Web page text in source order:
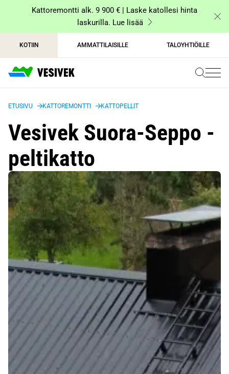
sisältöönKattoremontti alk. 9 900 € | Laske katollesi hinta
laskurilla. Lue lisää
KOTIIN AMMATTILAISILLE TALOYHTIÖILLE
ETUSIVU KATTOREMONTTI KATTOPELLIT
Vesivek Suora-Seppo -
peltikatto